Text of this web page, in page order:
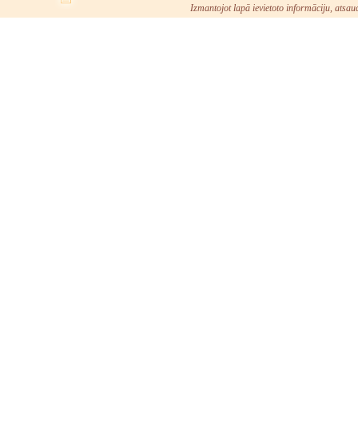
Izmantojot lapā ievietoto informāciju,